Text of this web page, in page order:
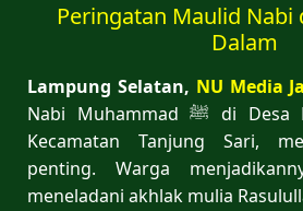
Peringatan Maulid Nabi
Dalam
Lampung Selatan, NU Media
Nabi Muhammad ﷺ di Desa Purwodadi Dalam,
Kecamatan Tanjung Sari,
penting. Warga